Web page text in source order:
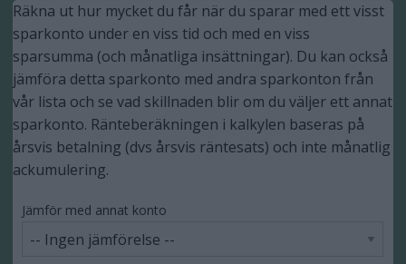
Räkna ut hur mycket du får när du sparar med ett visst
sparkonto under en viss tid och med en viss
sparsumma (och månatliga insättningar). Du kan också
jämföra detta sparkonto med andra sparkonton från
vår lista och se vad skillnaden blir om du väljer ett annat
sparkonto. Ränteberäkningen i kalkylen baseras på
årsvis betalning (dvs årsvis räntesats) och inte månatlig
ackumulering.
Jämför med annat konto